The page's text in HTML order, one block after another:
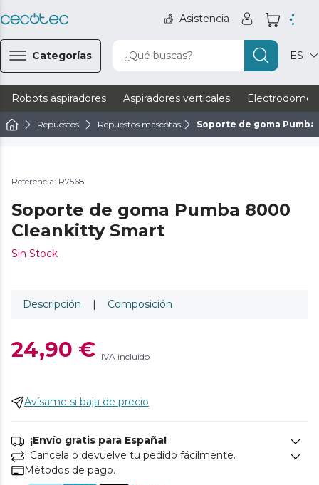
Asistencia
Categorías ¿Qué buscas? ES
Robots aspiradores Aspiradores verticales
Repuestos Repuestos mascotas Soporte de goma
Referencia: R7568
Soporte de goma Pumba 8000
Cleankitty Smart
Sin Stock
Descripción | Composición
24,90 € IVA incluido
Avísame si baja de precio
¡Envío gratis para España!
Cancela o devuelve tu pedido fácilmente.
Métodos de pago.